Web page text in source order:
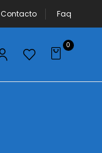
Contacto Faq
0